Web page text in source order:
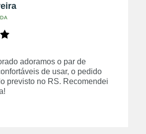
adoramos o par de
de usar, o pedido
previsto no RS. Recomendei